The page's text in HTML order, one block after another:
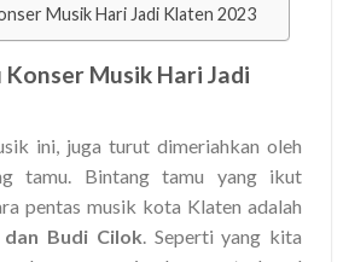
Musik Hari Jadi Klaten 2023
Konser Musik Hari Jadi
ini, juga turut dimeriahkan oleh
tamu. Bintang tamu yang ikut
pentas musik kota Klaten adalah
Budi Cilok. Seperti yang kita